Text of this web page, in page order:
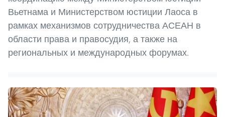
Вьетнама и Министерством юстиции Лаоса в
рамках механизмов сотрудничества АСЕАН в
области права и правосудия, а также на
региональных и международных форумах.